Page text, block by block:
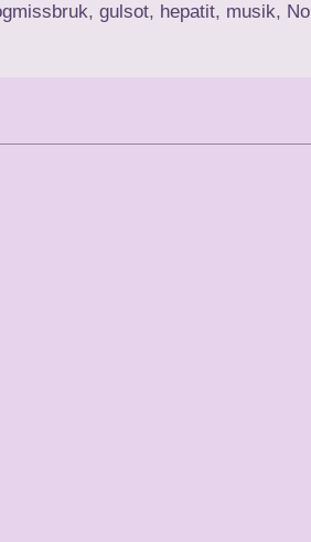
, gulsot, hepatit, musik,